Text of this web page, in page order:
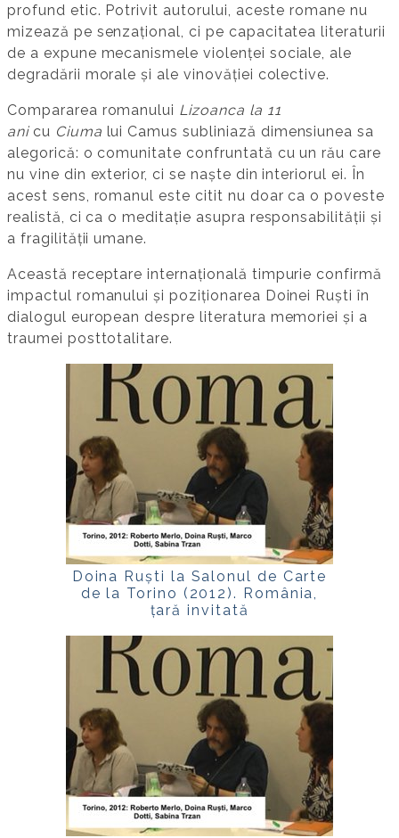
profund etic. Potrivit autorului, aceste romane nu
mizează pe senzațional, ci pe capacitatea literaturii
de a expune mecanismele violenței sociale, ale
degradării morale și ale vinovăției colective.
Compararea romanului Lizoanca la 11
anicu Ciuma lui Camus subliniază dimensiunea sa
alegorică: o comunitate confruntată cu un rău care
nu vine din exterior, ci se naște din interiorul ei. În
acest sens, romanul este citit nu doar ca o poveste
realistă, ci ca o meditație asupra responsabilității și
a fragilității umane.
Această receptare internațională timpurie confirmă
impactul romanului și poziționarea Doinei Ruști în
dialogul european despre literatura memoriei și a
traumei posttotalitare.
Doina Ruști la Salonul de Carte
de la Torino (2012). România,
țară invitată